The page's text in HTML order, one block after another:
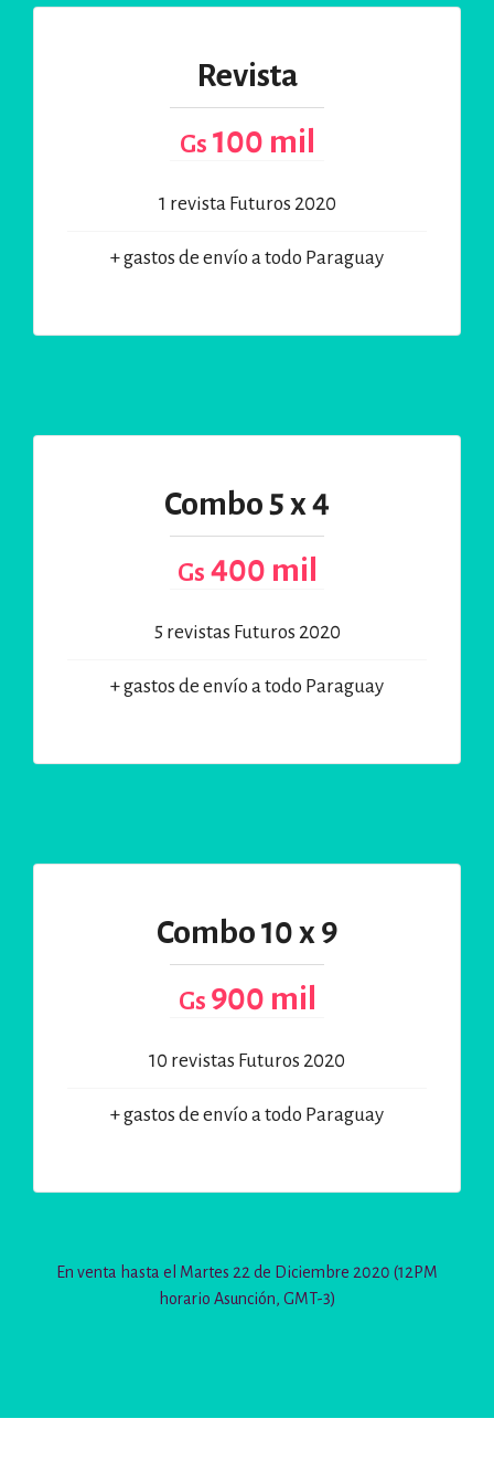
Revista
Gs 100 mil
1 revista Futuros 2020
+ gastos de envío a todo Paraguay
Combo 5 x 4
Gs 400 mil
5 revistas Futuros 2020
+ gastos de envío a todo Paraguay
Combo 10 x 9
Gs 900 mil
10 revistas Futuros 2020
+ gastos de envío a todo Paraguay
En venta hasta el Martes 22 de Diciembre 2020 (12PM
horario Asunción, GMT-3)